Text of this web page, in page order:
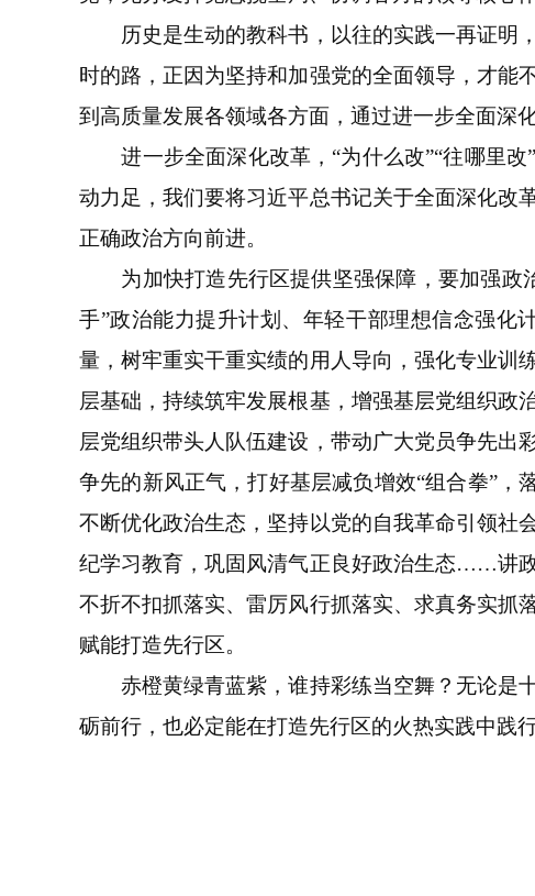
历史是生动的教科书，以往的实践一再证明，
时的路，正因为坚持和加强党的全面领导，才能
到高质量发展各领域各方面，通过进一步全面深
进一步全面深化改革，“为什么改”“往哪里改
动力足，我们要将习近平总书记关于全面深化改
正确政治方向前进。
为加快打造先行区提供坚强保障，要加强政
手”政治能力提升计划、年轻干部理想信念强化
量，树牢重实干重实绩的用人导向，强化专业训
层基础，持续筑牢发展根基，增强基层党组织政
层党组织带头人队伍建设，带动广大党员争先出
争先的新风正气，打好基层减负增效“组合拳”，
不断优化政治生态，坚持以党的自我革命引领社
纪学习教育，巩固风清气正良好政治生态……讲
不折不扣抓落实、雷厉风行抓落实、求真务实抓
赋能打造先行区。
赤橙黄绿青蓝紫，谁持彩练当空舞？无论是十
砺前行，也必定能在打造先行区的火热实践中践